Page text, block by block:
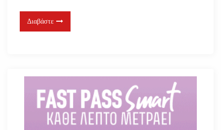
Διαβάστε